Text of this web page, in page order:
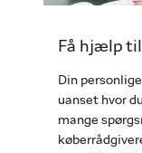
Få hjælp
Din
uanset hvor
mange